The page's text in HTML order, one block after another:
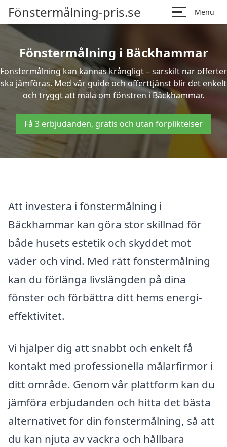
Fönstermålning-pris.se Menu
Fönstermålning i Bäckhammar
Fönstermålning kan kännas krångligt – särskilt när offerter
ska jämföras. Med vår guide och offerttjänst blir det enkelt
och tryggt att måla om fönstren i Bäckhammar.
Få 3 erbjudanden, gratis och utan förpliktelser
Att investera i fönstermålning i
Bäckhammar kan göra stor skillnad för
både husets estetik och skyddet mot
väder och vind. Med rätt fönstermålning
kan du förlänga livslängden på dina
fönster och förbättra ditt hems energi-
effektivitet.
Vi hjälper dig att snabbt och enkelt få
kontakt med professionella målarfirmor i
ditt område. Genom vår plattform kan du
jämföra erbjudanden och hitta det bästa
alternativet för din fönstermålning, så att
du kan njuta av vackra och hållbara